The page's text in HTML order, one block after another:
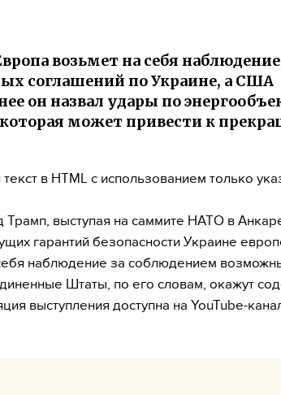
возьмет на себя наблюдение
соглашений по Украине, а США
он назвал удары по
которая может привести к
в HTML с использованием только
выступая на саммите НАТО в
гарантий безопасности Украине
наблюдение за соблюдением
Штаты, по его словам, окажут
выступления доступна на YouTube-